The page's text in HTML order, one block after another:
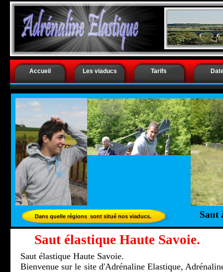
Saut
Dans quelle régions sont situé nos viaducs.
Saut élastique Haute Savoie.
Saut élastique Haute Savoie.
Bienvenue sur le site d'Adrénaline Elastique,
Accueil Les viaducs Tarifs